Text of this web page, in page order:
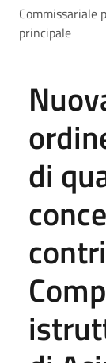
Commissariale
principale
di